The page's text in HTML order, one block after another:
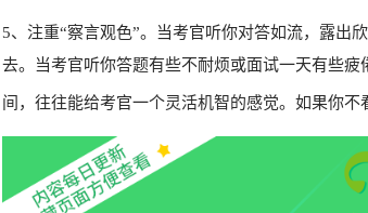
5、 注重“察言观色”。 当考官听你对答如流， 露出
去。当考官听你答题有些不耐烦或面试一天有些疲
间，往往能给考官一个灵活机智的感觉。 如果你不